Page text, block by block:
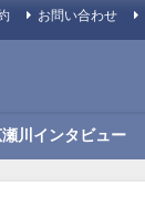
お問い合わせ
瀬川インタビュー